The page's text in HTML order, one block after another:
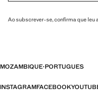
Ao subscrever-se, confirma que leu a
MOZAMBIQUE·PORTUGUES
INSTAGRAMFACEBOOK